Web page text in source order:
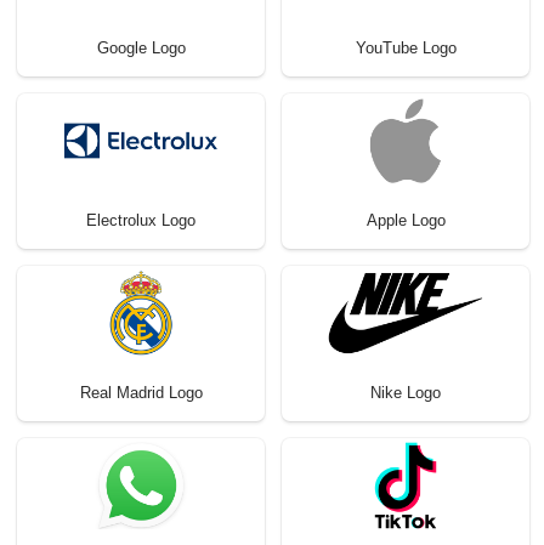
Google Logo YouTube Logo
Electrolux Logo Apple Logo
Real Madrid Logo Nike Logo